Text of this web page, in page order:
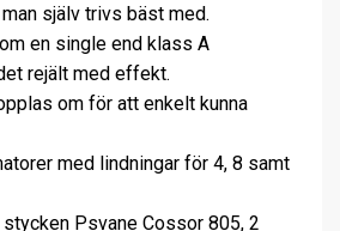
själv trivs bäst med.
en single end klass A
rejält med effekt.
om för att enkelt kunna
med lindningar för 4, 8 samt
Psvane Cossor 805, 2